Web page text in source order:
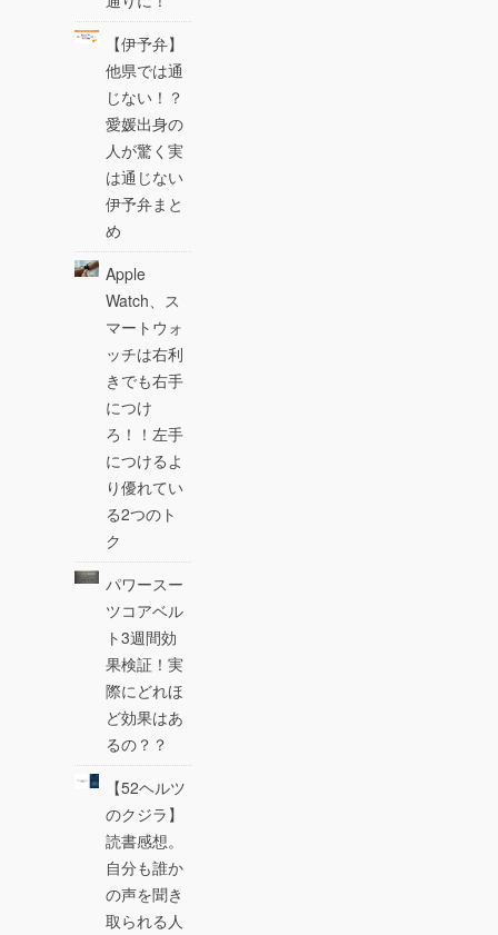
【伊予弁】
他県では通
じない！？
愛媛出身の
人が驚く実
は通じない
伊予弁まと
め
Apple
Watch、ス
マートウォ
ッチは右利
きでも右手
につけ
ろ！！左手
につけるよ
り優れてい
る2つのト
ク
パワースー
ツコアベル
ト3週間効
果検証！実
際にどれほ
ど効果はあ
るの？？
【52ヘルツ
のクジラ】
読書感想。
自分も誰か
の声を聞き
取られる人